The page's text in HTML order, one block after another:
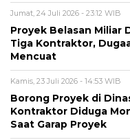
Jumat, 24 Juli 2026 - 23:12 WIB
Proyek Belasan Miliar
Tiga Kontraktor,
Mencuat
Kamis, 23 Juli 2026 - 14:53 WIB
Borong Proyek di
Kontraktor Diduga
Saat Garap Proyek